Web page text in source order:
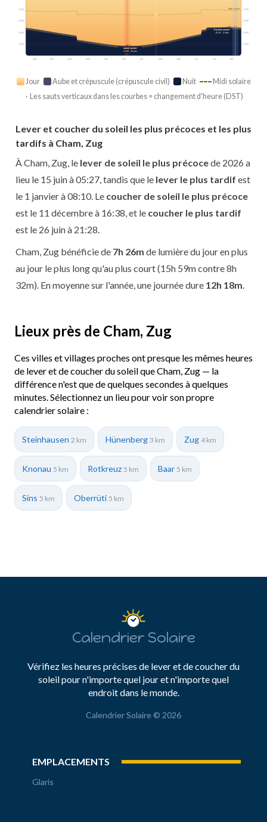
janv. févr. mars avril mai juin juil. août sept. oct. nov. déc.
Midi solaire
12:00 12:00
15:00 15:00
18:00 18:00
21:00 21:00
Earliest sunset
16:38 · 11 déc.
Latest sunset
21:28 · 26 juin
Jour Aube et crépuscule (crépuscule civil) Nuit
Midi solaire
· Les sauts verticaux dans les courbes = changement d'heure (DST)
Lever et coucher du soleil les plus précoces et les plus
tardifs à Cham, Zug
À Cham, Zug, le lever de soleil le plus précocede 2026 a
lieu le 15 juin à 05:27, tandis que le lever le plus tardif est
le 1 janvier à 08:10. Le coucher de soleil le plus précoce
est le 11 décembre à 16:38, et le coucher le plus tardif
est le 26 juin à 21:28.
Cham, Zug bénéficie de 7h 26m de lumière du jour en plus
au jour le plus long qu'au plus court (15h 59m contre 8h
32m). En moyenne sur l'année, une journée dure 12h 18m
Lieux près de Cham, Zug
Ces villes et villages proches ont presque les mêmes heures
de lever et de coucher du soleil que Cham, Zug — la
différence n'est que de quelques secondes à quelques
minutes. Sélectionnez un lieu pour voir son propre
calendrier solaire :
Steinhausen 2 km Hünenberg 3 km Zug 4 km
Knonau 5 km Rotkreuz 5 km Baar 5 km
Sins 5 km Oberrüti 5 km
Calendrier Solaire
Vérifiez les heures précises de lever et de coucher du
soleil pour n'importe quel jour et n'importe quel
endroit dans le monde.
Calendrier Solaire © 2026
EMPLACEMENTS
Glaris